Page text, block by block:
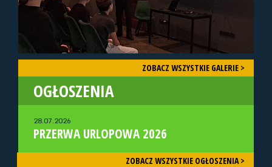
ZOBACZ WSZYSTKIE GALERIE >
OGŁOSZENIA
28.07.2026
PRZERWA URLOPOWA 2026
ZOBACZ WSZYSTKIE OGŁOSZENIA >